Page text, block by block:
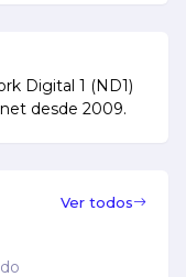
Digital 1 (ND1)
desde 2009.
Ver todos